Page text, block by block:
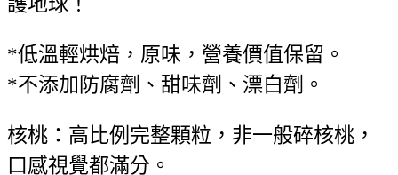
*低溫輕烘焙，原味，營養價值保留。
*不添加防腐劑、甜味劑、漂白劑。
核桃：高比例完整顆粒，非一般碎核桃，
口感視覺都滿分。